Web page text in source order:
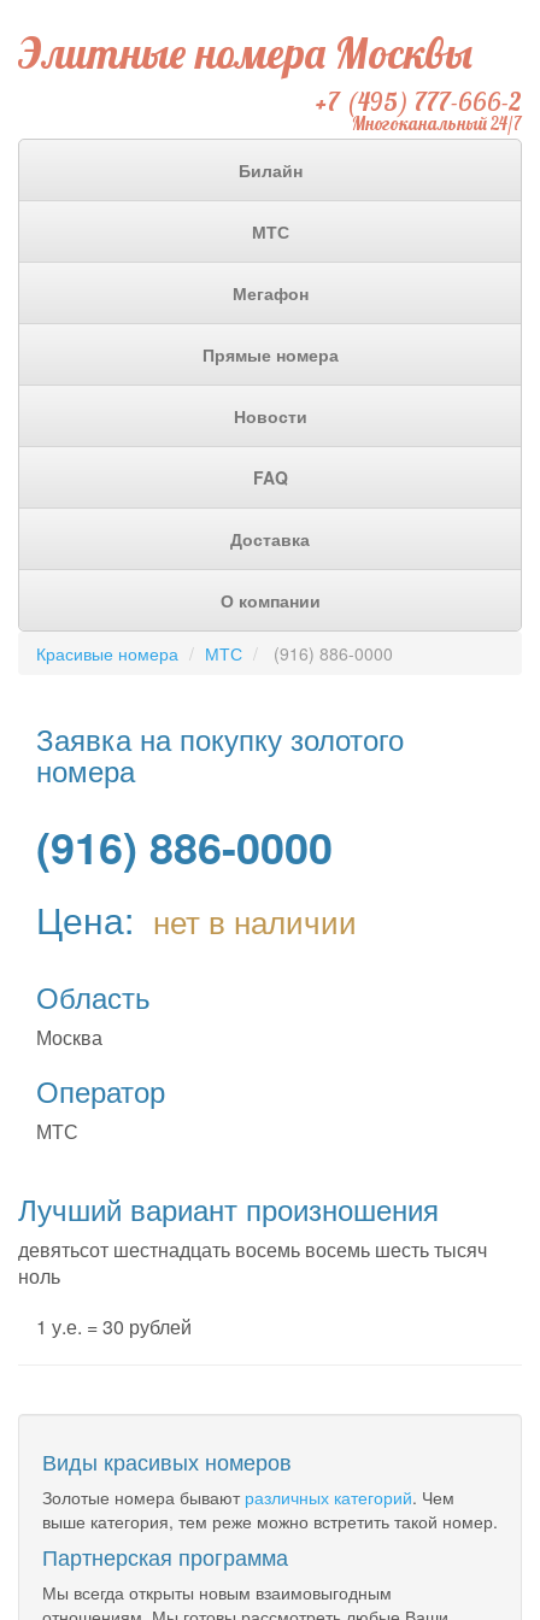
Элитные номера Москвы
+7 (495) 777-666-2
Многоканальный 24/7
Билайн
МТС
Мегафон
Прямые номера
Новости
FAQ
Доставка
О компании
Красивые номера МТС (916) 886-0000
Заявка на покупку золотого
номера
(916) 886-0000
Цена: нет в наличии
Область
Москва
Оператор
МТС
Лучший вариант произношения
девятьсот шестнадцать восемь восемь шесть тысяч
ноль
1 у.е. = 30 рублей
Виды красивых номеров
Золотые номера бывают различных категорий. Чем
выше категория, тем реже можно встретить такой номер.
Партнерская программа
Мы всегда открыты новым взаимовыгодным